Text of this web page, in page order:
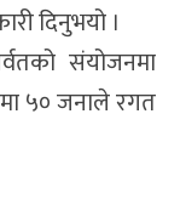
दिनुभयो ।
संयोजनमा
५० जनाले रगत